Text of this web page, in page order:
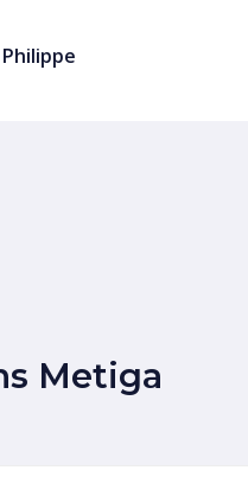
Metiga